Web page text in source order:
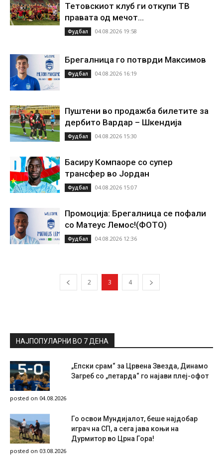
Тетовскиот клуб ги откупи ТВ
правата од мечот...
Фудбал 04.08.2026 19:58
Брегалница го потврди Максимов
Фудбал 04.08.2026 16:19
Пуштени во продажба билетите за
дербито Вардар – Шкендија
Фудбал 04.08.2026 15:30
Басиру Компаоре со супер
трансфер во Јордан
Фудбал 04.08.2026 15:07
Промоција: Брегалница се пофали
со Матеус Лемос!(ФОТО)
Фудбал 04.08.2026 12:36
2 3 4
НАЈПОПУЛАРНИ ВО 7 ДЕНА
„Епски срам“ за Црвена Звезда, Динамо
Загреб со „петарда“ го најави плеј-офот
posted on 04.08.2026
Го освои Мундијалот, беше најдобар
играч на СП, а сега јава коњи на
Дурмитор во Црна Гора!
posted on 03.08.2026